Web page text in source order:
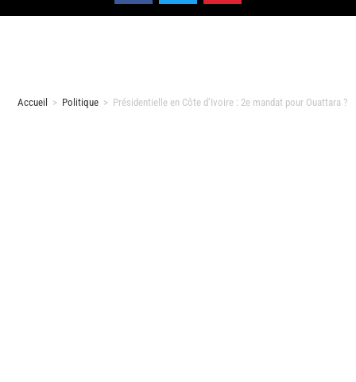
Accueil > Politique > Présidentielle en Côte d’Ivoire : 2e mandat pour Ouattara ?